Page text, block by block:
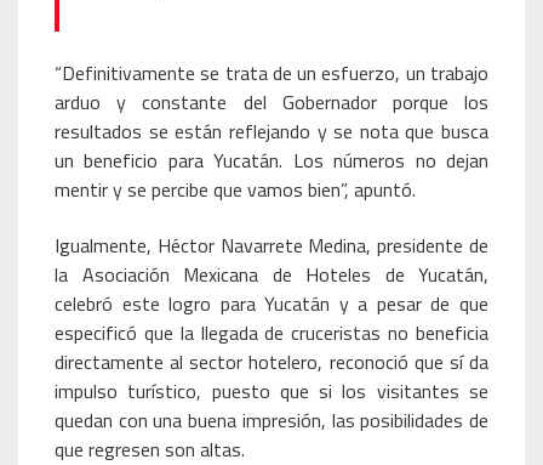
“Definitivamente se trata de un esfuerzo, un trabajo
arduo y constante del Gobernador porque los
resultados se están reflejando y se nota que busca
un beneficio para Yucatán. Los números no dejan
mentir y se percibe que vamos bien”, apuntó.
Igualmente, Héctor Navarrete Medina, presidente de
la Asociación Mexicana de Hoteles de Yucatán,
celebró este logro para Yucatán y a pesar de que
especificó que la llegada de cruceristas no beneficia
directamente al sector hotelero, reconoció que sí da
impulso turístico, puesto que si los visitantes se
quedan con una buena impresión, las posibilidades de
que regresen son altas.